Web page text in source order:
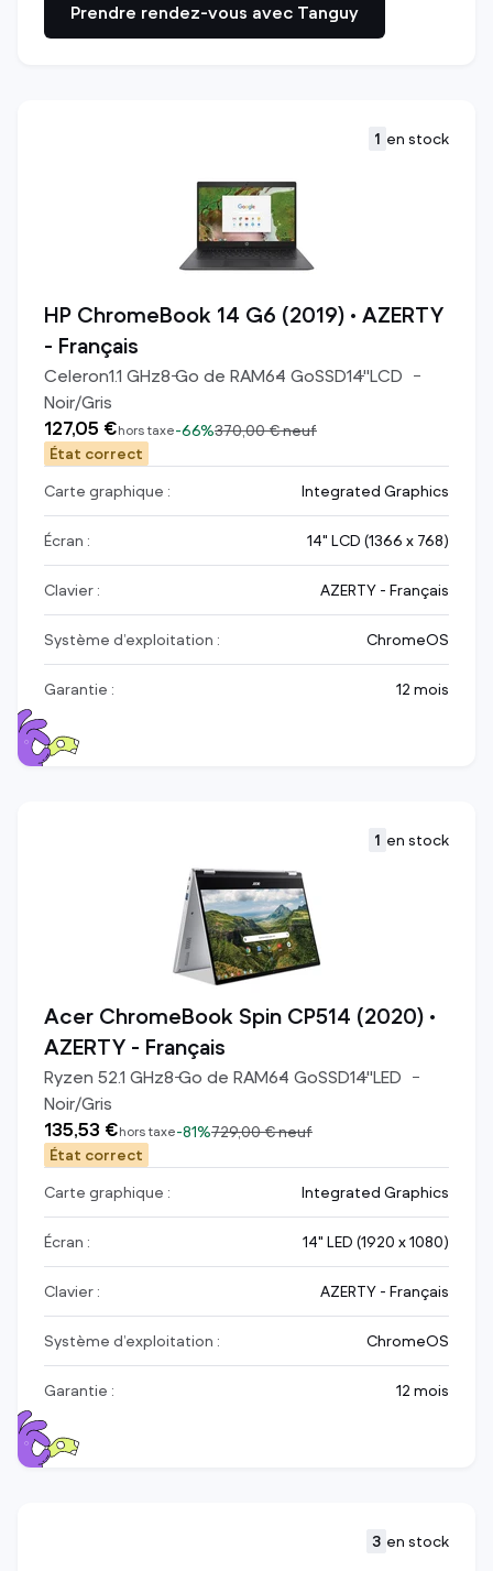
Prendre rendez-vous avec Tanguy
1 en stock
HP ChromeBook 14 G6 (2019) • AZERTY
- Français
Celeron1.1 GHz8Go de RAM64 GoSSD14"LCD
Noir/Gris
127,05 €hors taxe-66%370,00 €neuf
État correct
Carte graphique :
Integrated Graphics
Écran : 14" LCD (1366 x 768)
Clavier : AZERTY - Français
Système d’exploitation : ChromeOS
Garantie : 12 mois
1 en stock
Acer ChromeBook Spin CP514 (2020) •
AZERTY - Français
Ryzen 52.1 GHz8Go de RAM64 GoSSD14"LED
Noir/Gris
135,53 €hors taxe-81%729,00 €neuf
État correct
Carte graphique :
Integrated Graphics
Écran : 14" LED (1920 x 1080)
Clavier : AZERTY - Français
Système d’exploitation : ChromeOS
Garantie : 12 mois
3 en stock